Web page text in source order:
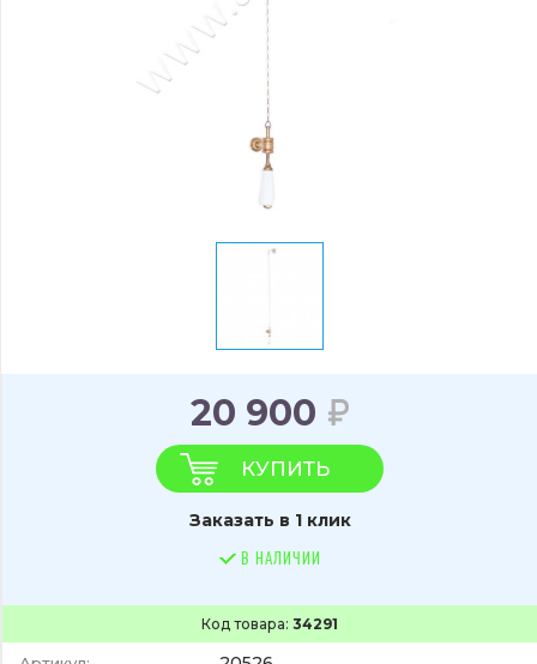
Код товара: 34291
20 900
КУПИТЬ
Заказать в 1 клик
В НАЛИЧИИ